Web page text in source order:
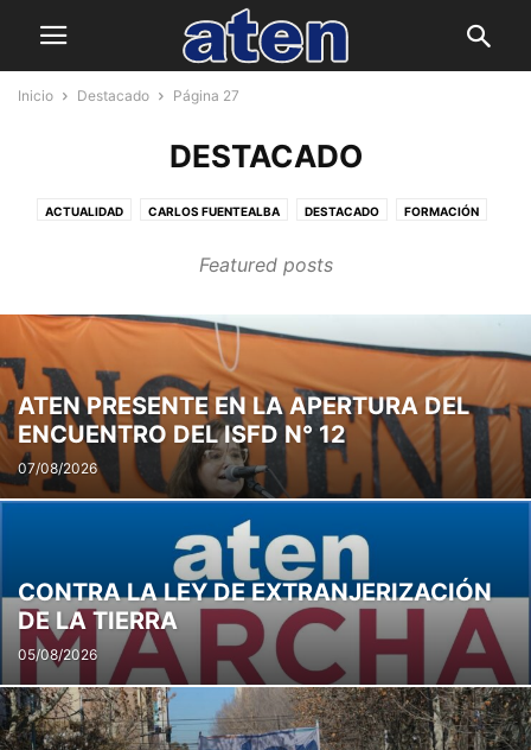
Inicio Destacado Página 27
DESTACADO
ACTUALIDAD CARLOS FUENTEALBA DESTACADO FORMACIÓN
SIN CATEGORÍA
Featured posts
ATEN PRESENTE EN LA APERTURA DEL
ENCUENTRO DEL ISFD N° 12
07/08/2026
CONTRA LA LEY DE EXTRANJERIZACIÓN
DE LA TIERRA
05/08/2026